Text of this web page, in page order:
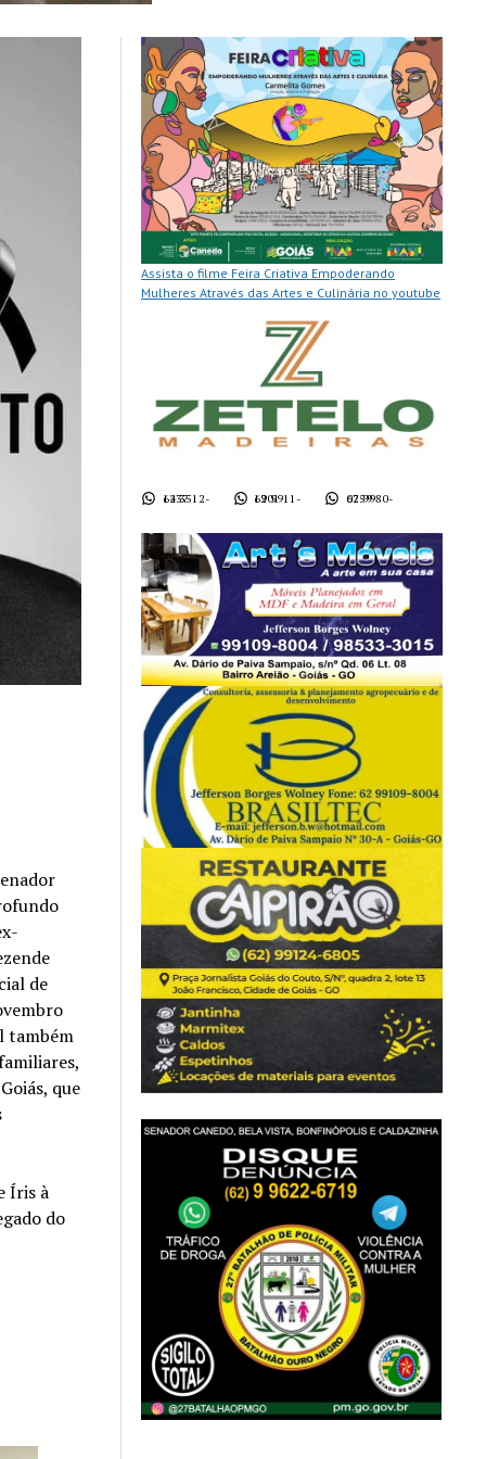
de
também
que
Íris à
do
Assista o filme Feira Criativa Empoderando
Mulheres Através das Artes e Culinária no youtube
62 3512-1437 62 9911-1901 62 9980-0759